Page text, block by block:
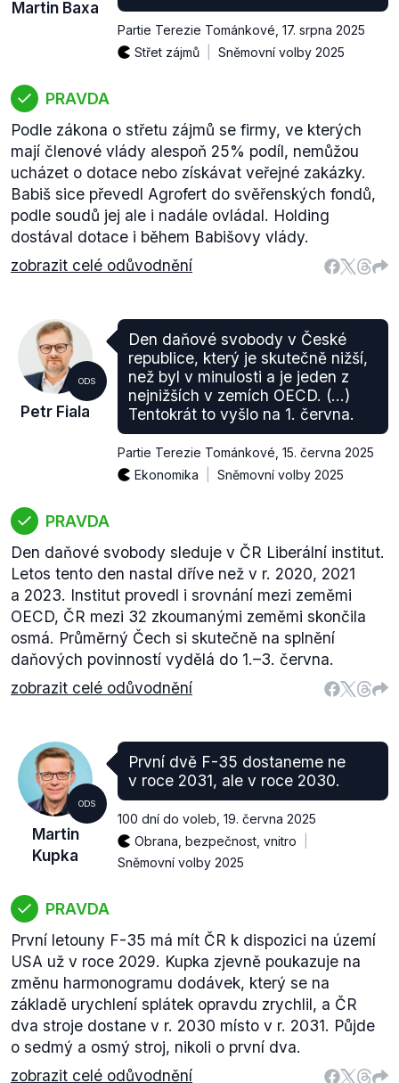
Martin Baxa
Partie Terezie Tománkové 17. srpna 2025
Střet zájmů
Sněmovní volby 2025
PRAVDA
Podle zákona o střetu zájmů se firmy, ve kterých
mají členové vlády alespoň 25% podíl, nemůžou
ucházet o dotace nebo získávat veřejné zakázky.
Babiš sice převedl Agrofert do svěřenských fondů,
podle soudů jej ale i nadále ovládal. Holding
dostával dotace i během Babišovy vlády.
zobrazit celé odůvodnění
ODS
Petr Fiala
Den daňové svobody v České
republice, který je skutečně nižší,
než byl v minulosti a je jeden z
nejnižších v zemích OECD. (...)
Tentokrát to vyšlo na 1. června.
Partie Terezie Tománkové 15. června 2025
Ekonomika
Sněmovní volby 2025
PRAVDA
Den daňové svobody sleduje v ČR Liberální institut.
Letos tento den nastal dříve než v r. 2020, 2021
a 2023. Institut provedl i srovnání mezi zeměmi
OECD, ČR mezi 32 zkoumanými zeměmi skončila
osmá. Průměrný Čech si skutečně na splnění
daňových povinností vydělá do 1.–3. června.
zobrazit celé odůvodnění
ODS
Martin
Kupka
První dvě F-35 dostaneme ne
v roce 2031, ale v roce 2030.
100 dní do voleb 19. června 2025
Obrana, bezpečnost, vnitro
Sněmovní volby 2025
PRAVDA
První letouny F-35 má mít ČR k dispozici na území
USA už v roce 2029. Kupka zjevně poukazuje na
změnu harmonogramu dodávek, který se na
základě urychlení splátek opravdu zrychlil, a ČR
dva stroje dostane v r. 2030 místo v r. 2031. Půjde
o sedmý a osmý stroj, nikoli o první dva.
zobrazit celé odůvodnění